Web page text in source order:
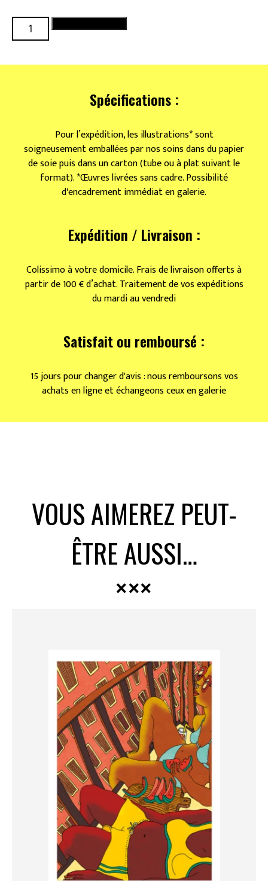
quantité
de
des
Spécifications :
Pour l’expédition, les illustrations* sont
soigneusement emballées par nos soins dans du papier
de soie puis dans un carton (tube ou à plat suivant le
format). *Œuvres livrées sans cadre. Possibilité
d'encadrement immédiat en galerie.
Expédition / Livraison :
Colissimo à votre domicile. Frais de livraison offerts à
partir de 100 € d’achat. Traitement de vos expéditions
du mardi au vendredi
Satisfait ou remboursé :
15 jours pour changer d'avis : nous remboursons vos
achats en ligne et échangeons ceux en galerie
VOUS AIMEREZ PEUT-
ÊTRE AUSSI…